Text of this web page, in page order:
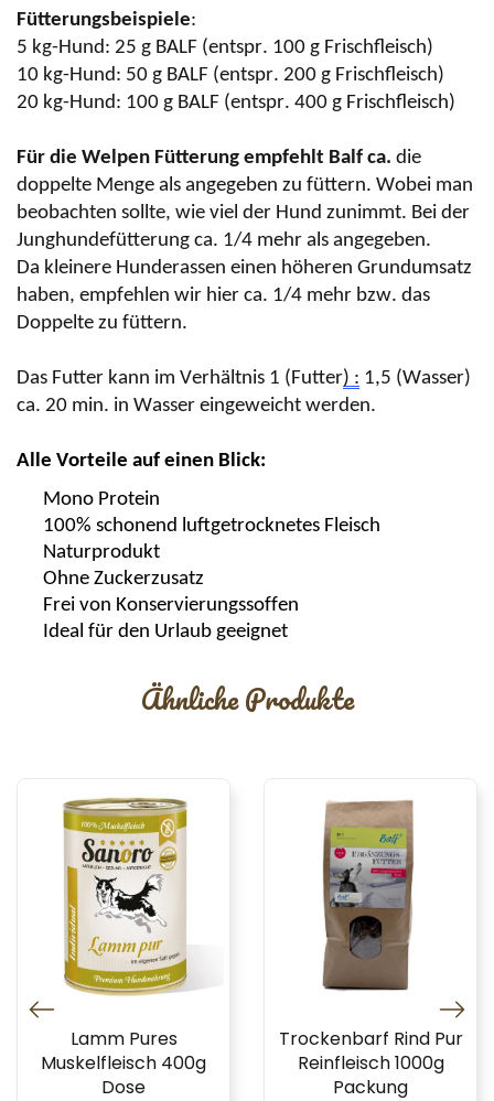
Fütterungsbeispiele:
5 kg-Hund: 25 g BALF (entspr. 100 g Frischfleisch)
10 kg-Hund: 50 g BALF (entspr. 200 g Frischfleisch)
20 kg-Hund: 100 g BALF (entspr. 400 g Frischfleisch)
Für die Welpen Fütterung empfehlt Balf ca. die
doppelte Menge als angegeben zu füttern. Wobei man
beobachten sollte, wie viel der Hund zunimmt. Bei der
Junghundefütterung ca. 1/4 mehr als angegeben.
Da kleinere Hunderassen einen höheren Grundumsatz
haben, empfehlen wir hier ca. 1/4 mehr bzw. das
Doppelte zu füttern.
Das Futter kann im Verhältnis 1 (Futter) : 1,5 (Wasser)
ca. 20 min. in Wasser eingeweicht werden.
Alle Vorteile auf einen Blick:
Mono Protein
100% schonend luftgetrocknetes Fleisch
Naturprodukt
Ohne Zuckerzusatz
Frei von Konservierungssoffen
Ideal für den Urlaub geeignet
Ähnliche Produkte
Lamm Pures
Muskelfleisch 400g
Dose
Trockenbarf Rind Pur
Reinfleisch 1000g
Packung